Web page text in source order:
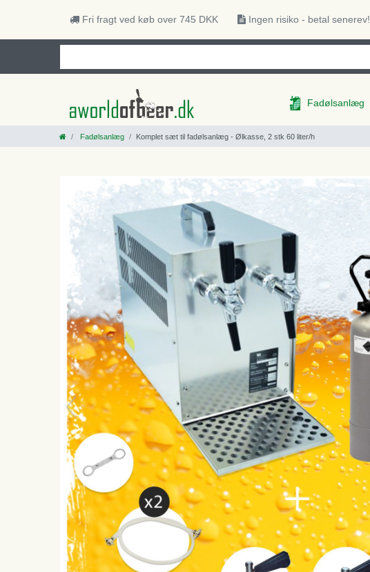
Fri fragt ved køb over 745 DKK Ingen risiko - betal senerev!
Fadølsanlæg
Fadølsanlæg Komplet sæt til fadølsanlæg - Ølkasse, 2 stk 60 liter/h